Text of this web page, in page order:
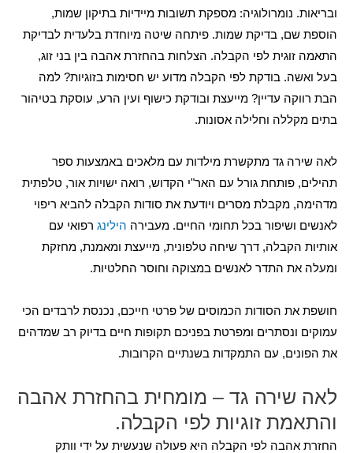
ובריאות. נומרולוגיה: מספקת תשובות מיידיות בתיקון שמות,
הוספת שם, בדיקת שמות. פיתחה שיטה מיוחדת בלעדית לבדיקת
התאמה זוגית לפי הקבלה. הצלחות בהחזרת אהבה בין בני זוג,
בעל ואשה. בודקת לפי הקבלה מדוע יש חסימות בזוגיות? למה
הבת רווקה עדיין? מייעצת ובודקת כישוף ועין הרע, עוסקת בטיהור
בתים מקללה וחלילה אסונות.
לאה שירה גד מתקשרת מילדות עם מלאכים באמצעות ספר
תהילים, פותחת גורל עם האר"י הקדוש, רואה ישויות אור, טלפתית
מדהימה, מקבלת מסרים ויודעת את סודות הקבלה להביא ריפוי
לאנשים ושיפור בכל תחומי החיים. מעבירה הילינג רפואי עם
אותיות הקבלה, דרך שיחה טלפונית, מייעצת ומאמנת, מחזקת
ומעלה את התדר לאנשים במצוקה וחוסר החלטיות.
חושפת את הסודות הכמוסים של פרטי חייכם, נכנסת לרבדים הכי
עמוקים ונסתרים ומפרטת בפניכם תקופות חיים בדיוק רב שמדהים
את הפונים, עם התמקדות בשנתיים הקרובות.
לאה שירה גד – מומחית בהחזרת אהבה
והתאמת זוגיות לפי הקבלה.
החזרת אהבה לפי הקבלה היא פעולה שנעשית על ידי וותק